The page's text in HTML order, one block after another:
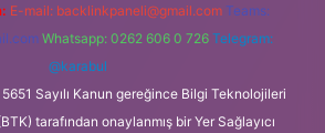
E-mail: backlinkpaneli@gmail.com Teams:
Whatsapp: 0262 606 0 726 Telegram:
@karabul
Sayılı Kanun gereğince Bilgi Teknolojileri
tarafından onaylanmış bir Yer Sağlayıcı